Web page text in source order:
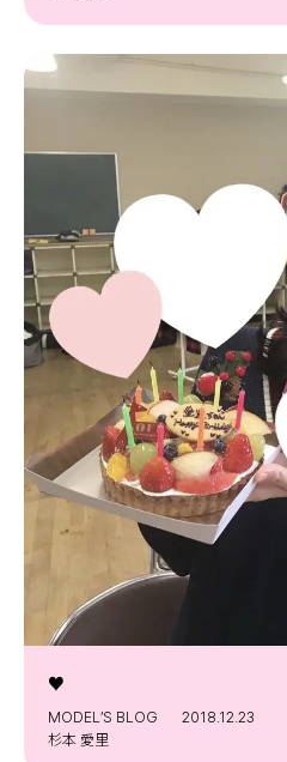
♥️
MODEL’S BLOG
2018.12.23
杉本 愛里